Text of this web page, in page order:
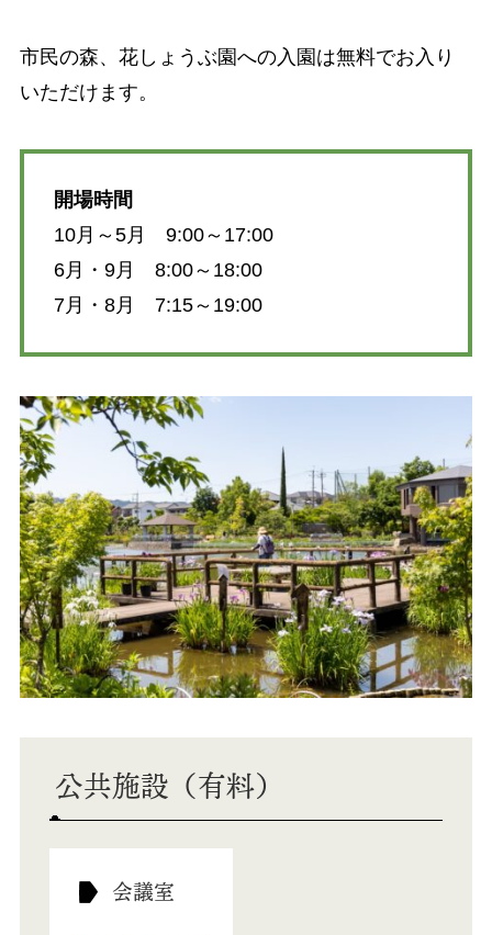
市民の森、花しょうぶ園への入園は無料でお入り
いただけます。
開場時間
10月～5月 9:00～17:00
6月・9月 8:00～18:00
7月・8月 7:15～19:00
公共施設（有料）
会議室